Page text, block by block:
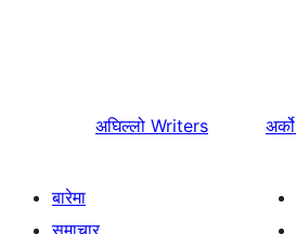
अघिल्लो Writers अर्को
बारेमा
समाचार